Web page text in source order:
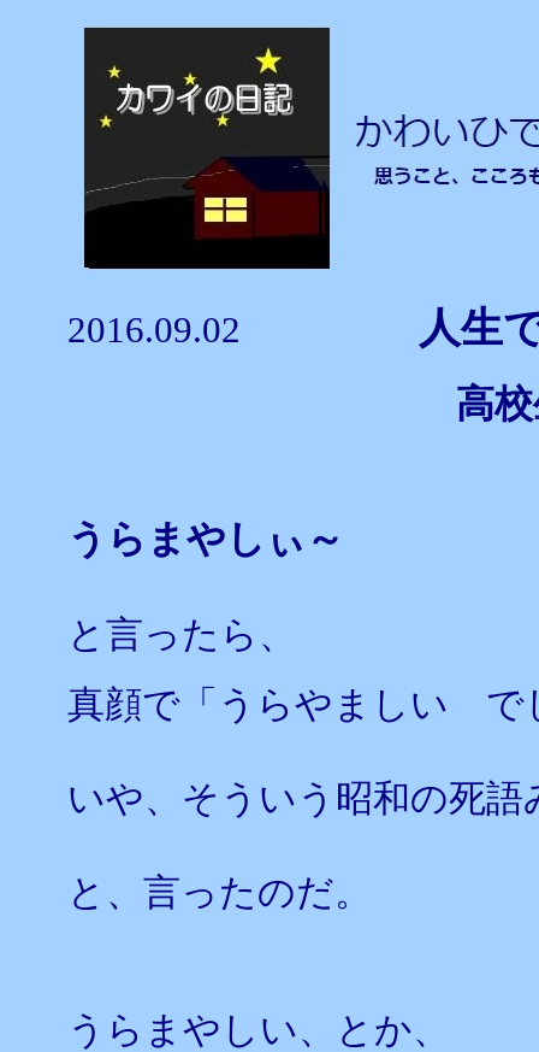
2016.09.02 人生
高
うらまやしぃ～
と言ったら、
真顔で「うらやましい で
いや、そういう昭和の死
と、言ったのだ。
うらまやしい、とか、